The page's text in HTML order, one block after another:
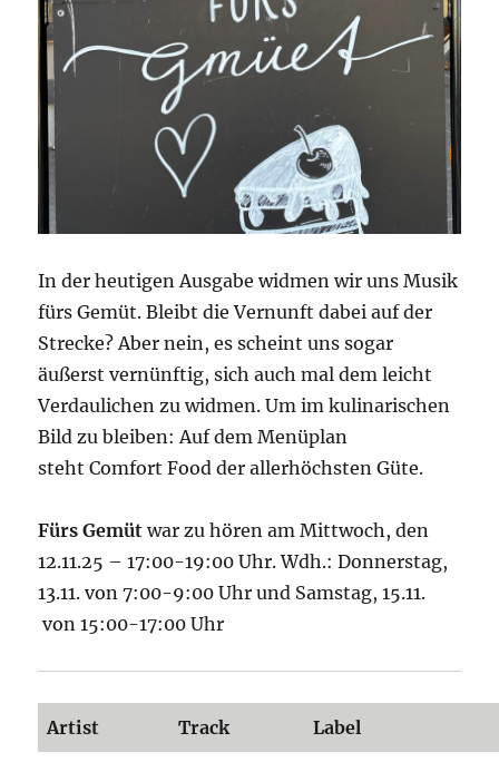
In der heutigen Ausgabe widmen wir uns Musik
fürs Gemüt. Bleibt die Vernunft dabei auf der
Strecke? Aber nein, es scheint uns sogar
äußerst vernünftig, sich auch mal dem leicht
Verdaulichen zu widmen. Um im kulinarischen
Bild zu bleiben: Auf dem Menüplan
steht Comfort Food der allerhöchsten Güte.
Fürs Gemütwar zu hören am Mittwoch, den
12.11.25 – 17:00-19:00 Uhr. Wdh.: Donnerstag,
13.11. von 7:00-9:00 Uhr und Samstag, 15.11.
von 15:00-17:00 Uhr
Artist Track Label